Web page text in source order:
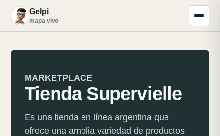
G Gelpi
mapa vivo
MARKETPLACE
Tienda Supervielle
Es una tienda en línea argentina que
ofrece una amplia variedad de productos